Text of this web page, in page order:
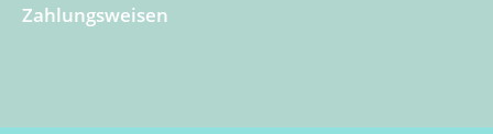
Zahlungsweisen